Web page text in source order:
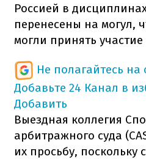
Россией в
перенесены на могул,
могли принять
Не полагайтесь на
Добавьте 24 Канал в
Добавить
Выездная коллегия
арбитражного суда
их просьбу, поскольку